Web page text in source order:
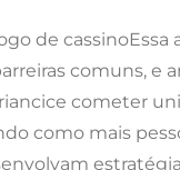
Essa
comuns, e
cometer
como mais